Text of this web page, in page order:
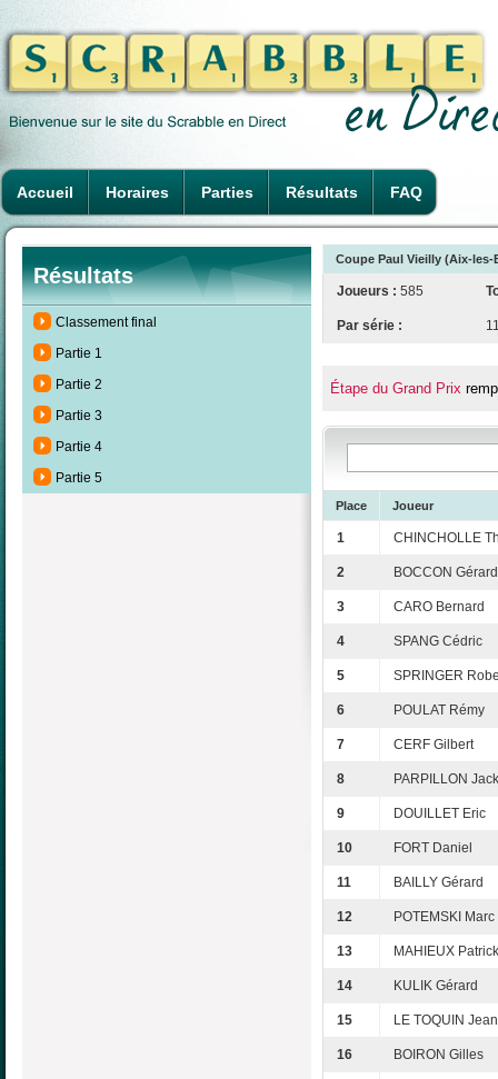
Accueil Horaires Parties Résultats FAQ
Résultats
Classement final
Partie 1
Partie 2
Partie 3
Partie 4
Partie 5
Coupe Paul Vieilly (Aix-
Joueurs : 585
Par série :
Étape du Grand Prix
Place Joueur
1 CHINCHOLLE
2 BOCCON Gérard
3 CARO Bernard
4 SPANG Cédric
5 SPRINGER
6 POULAT Rémy
7 CERF Gilbert
8 PARPILLON
9 DOUILLET Eric
10 FORT Daniel
11 BAILLY Gérard
12 POTEMSKI Marc
13 MAHIEUX Patrick
14 KULIK Gérard
15 LE TOQUIN
16 BOIRON Gilles